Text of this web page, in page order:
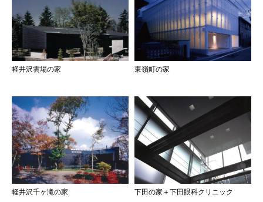
軽井沢雲場の家 東嶺町の家
軽井沢千ヶ滝の家 下田の家＋下田眼科クリニック